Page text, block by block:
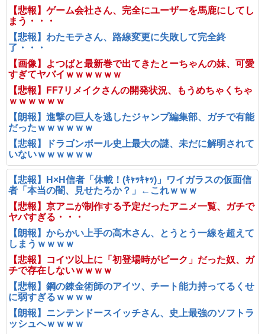
【悲報】ゲーム会社さん、完全にユーザーを馬鹿にしてし
まう・・・
【悲報】わたモテさん、路線変更に失敗して完全終
了・・・
【画像】よつばと最新巻で出てきたとーちゃんの妹、可愛
すぎてヤバイｗｗｗｗｗｗ
【悲報】FF7リメイクさんの開発状況、もうめちゃくちゃ
ｗｗｗｗｗｗ
【朗報】進撃の巨人を逃したジャンプ編集部、ガチで有能
だったｗｗｗｗｗｗ
【悲報】ドラゴンボール史上最大の謎、未だに解明されて
いないｗｗｗｗｗｗ
【悲報】H×H信者「休載！(ｷｬｯｷｬｯ)」ワイガラスの仮面信
者「本当の闇、見せたろか？」←これｗｗｗ
【悲報】京アニが制作する予定だったアニメ一覧、ガチで
ヤバすぎる・・・
【朗報】からかい上手の高木さん、とうとう一線を超えて
しまうｗｗｗｗ
【悲報】コイツ以上に「初登場時がピーク」だった奴、ガ
チで存在しないｗｗｗｗ
【悲報】鋼の錬金術師のアイツ、チート能力持ってるくせ
に弱すぎるｗｗｗｗ
【朗報】ニンテンドースイッチさん、史上最強のソフトラ
ッシュへｗｗｗｗ